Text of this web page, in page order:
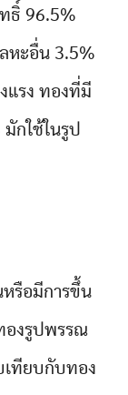
ธิ์ 96.5%
หะอื่น 3.5%
แรง ทองที่มี
มักใช้ในรูป
รือมีการขึ้น
องรูปพรรณ
เทียบกับทอง